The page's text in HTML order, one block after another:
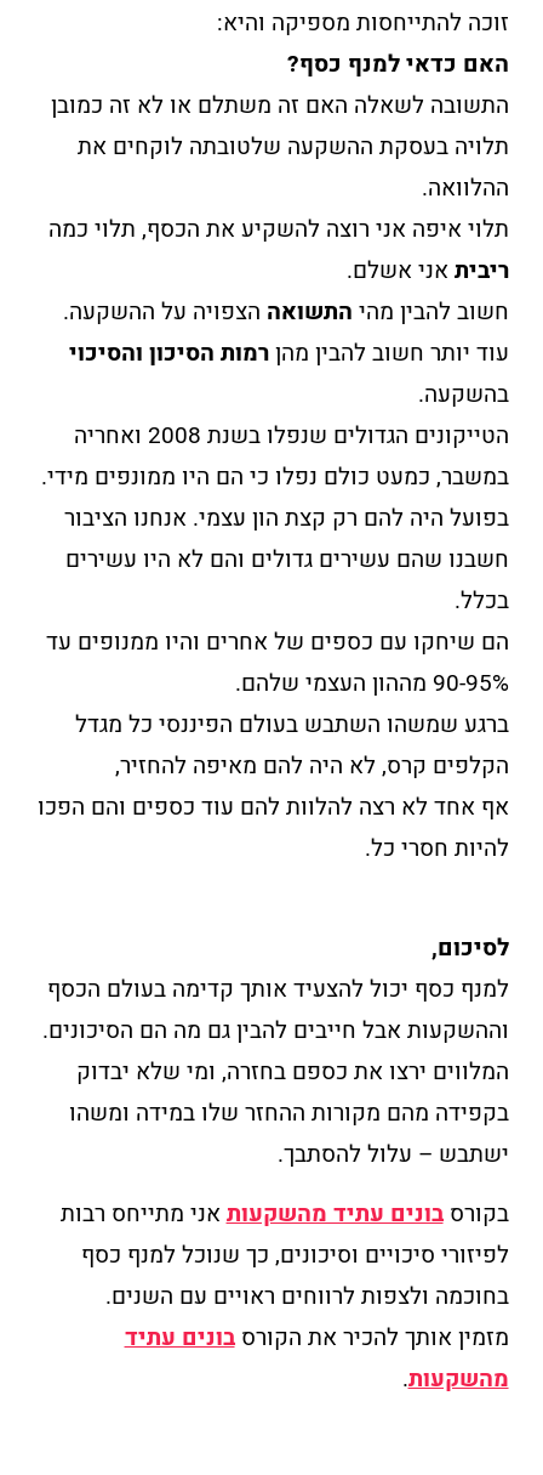
זוכה להתייחסות מספיקה והיא:
האם כדאי למנף כסף?
התשובה לשאלה האם זה משתלם או לא זה כמובן
תלויה בעסקת ההשקעה שלטובתה לוקחים את
ההלוואה.
תלוי איפה אני רוצה להשקיע את הכסף, תלוי כמה
ריבית אני אשלם.
חשוב להבין מהי התשואה הצפויה על ההשקעה.
עוד יותר חשוב להבין מהןרמות הסיכון והסיכוי
בהשקעה.
הטייקונים הגדולים שנפלו בשנת 2008 ואחריה
במשבר, כמעט כולם נפלו כי הם היו ממונפים מידי.
בפועל היה להם רק קצת הון עצמי. אנחנו הציבור
חשבנו שהם עשירים גדולים והם לא היו עשירים
בכלל.
הם שיחקו עם כספים של אחרים והיו ממנופים עד
90-95% מההון העצמי שלהם.
ברגע שמשהו השתבש בעולם הפיננסי כל מגדל
הקלפים קרס, לא היה להם מאיפה להחזיר,
אף אחד לא רצה להלוות להם עוד כספים והם הפכו
להיות חסרי כל.
לסיכום,
למנף כסף יכול להצעיד אותך קדימה בעולם הכסף
וההשקעות אבל חייבים להבין גם מה הם הסיכונים.
המלווים ירצו את כספם בחזרה, ומי שלא יבדוק
בקפידה מהם מקורות ההחזר שלו במידה ומשהו
ישתבש – עלול להסתבך.
בקורסבונים עתיד מהשקעותאני מתייחס רבות
לפיזורי סיכויים וסיכונים, כך שנוכל למנף כסף
בחוכמה ולצפות לרווחים ראויים עם השנים.
מזמין אותך להכיר את הקורסבונים עתיד
מהשקעות.